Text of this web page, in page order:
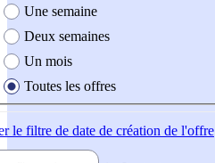
Une semaine
Deux semaines
Un mois
Toutes les offres
le filtre de date de création de l'offre